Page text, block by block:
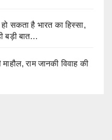
सकता है भारत का हिस्सा,
बड़ी बात…
राम जानकी विवाह की